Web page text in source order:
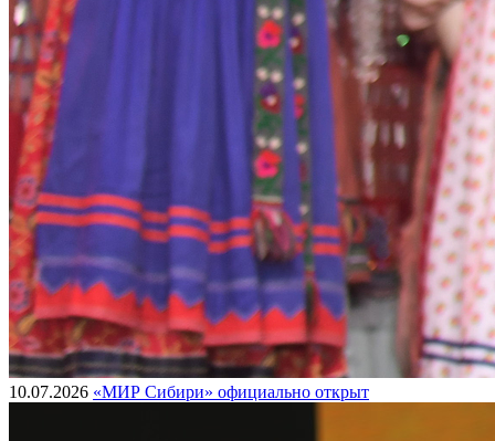
10.07.2026 «МИР Сибири» официально открыт